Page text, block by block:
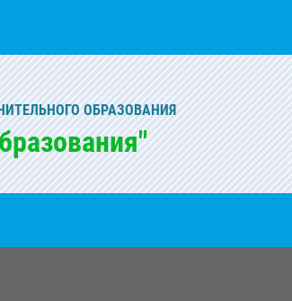
ОБРАЗОВАНИЯ